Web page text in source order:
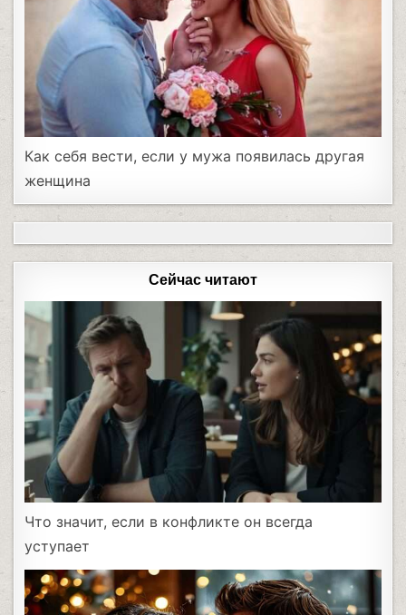
Как себя вести, если у мужа появилась другая
женщина
Сейчас читают
Что значит, если в конфликте он всегда
уступает